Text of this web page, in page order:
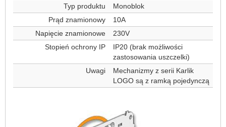
Typ produktu
Monoblok
Prąd znamionowy
10A
Napięcie znamionowe
230V
Stopień ochrony IP
IP20 (brak możliwości
zastosowania uszczelki)
Uwagi
Mechanizmy z serii Karlik
LOGO są z ramką pojedynczą